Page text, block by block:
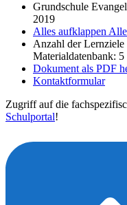
Grundschule
2019
Alles aufklappen
Anzahl der
Materialdatenbank: 5
Dokument als PDF
Kontaktformular
Zugriff auf die
Schulportal!